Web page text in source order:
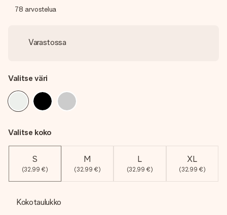
78 arvostelua
Varastossa
Valitse väri
Valitse koko
S
(32,99 €)
M
(32,99 €)
L
(32,99 €)
XL
(32,99 €)
Kokotaulukko